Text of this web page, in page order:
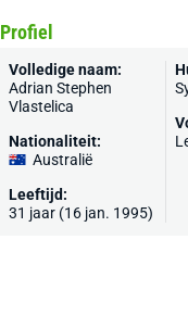
Profiel
Volledige naam:
Adrian Stephen
Vlastelica
Nationaliteit:
Australië
Leeftijd:
31 jaar (16 jan. 1995)